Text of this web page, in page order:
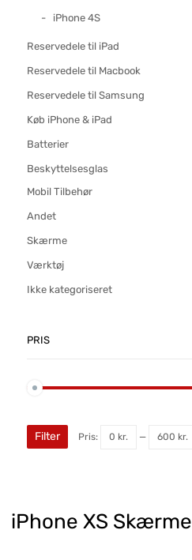
iPhone XS Skærme
iPhone 4S
Reservedele til iPad
Reservedele til Macbook
Reservedele til Samsung
Køb iPhone & iPad
Batterier
Beskyttelsesglas
Mobil Tilbehør
Andet
Skærme
Værktøj
Ikke kategoriseret
PRIS
Filter Pris: 0 kr. — 600 kr.